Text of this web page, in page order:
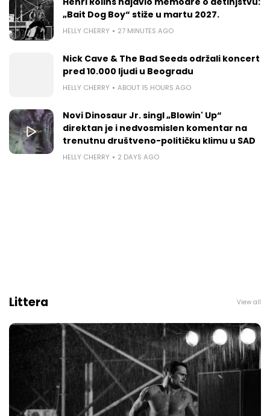
„Bait Dog Boy“ stiže u martu 2027.
HELLY CHERRY 27 MINUTES AGO
Nick Cave & The Bad Seeds održali koncert
pred 10.000 ljudi u Beogradu
HELLY CHERRY ABOUT 15 HOURS AGO
Novi Dinosaur Jr. singl „Blowin' Up“
direktan je i nedvosmislen komentar na
trenutnu društveno-političku klimu u SAD
HELLY CHERRY 2 DAYS AGO
Littera View all